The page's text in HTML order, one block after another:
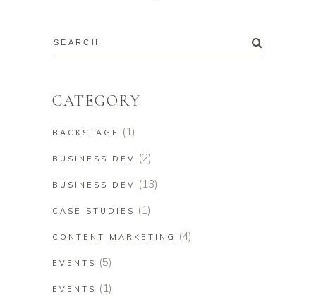
CATEGORY
BACKSTAGE (1)
BUSINESS DEV (2)
BUSINESS DEV (13)
CASE STUDIES (1)
CONTENT MARKETING (4)
EVENTS (5)
EVENTS (1)